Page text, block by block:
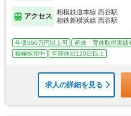
アクセス
相模鉄道本線 西谷駅
相鉄新横浜線 西谷駅
年収550万円以上可 産休・育休取得実績
積極採用中
年間休日120日以上
求人の詳細を見る